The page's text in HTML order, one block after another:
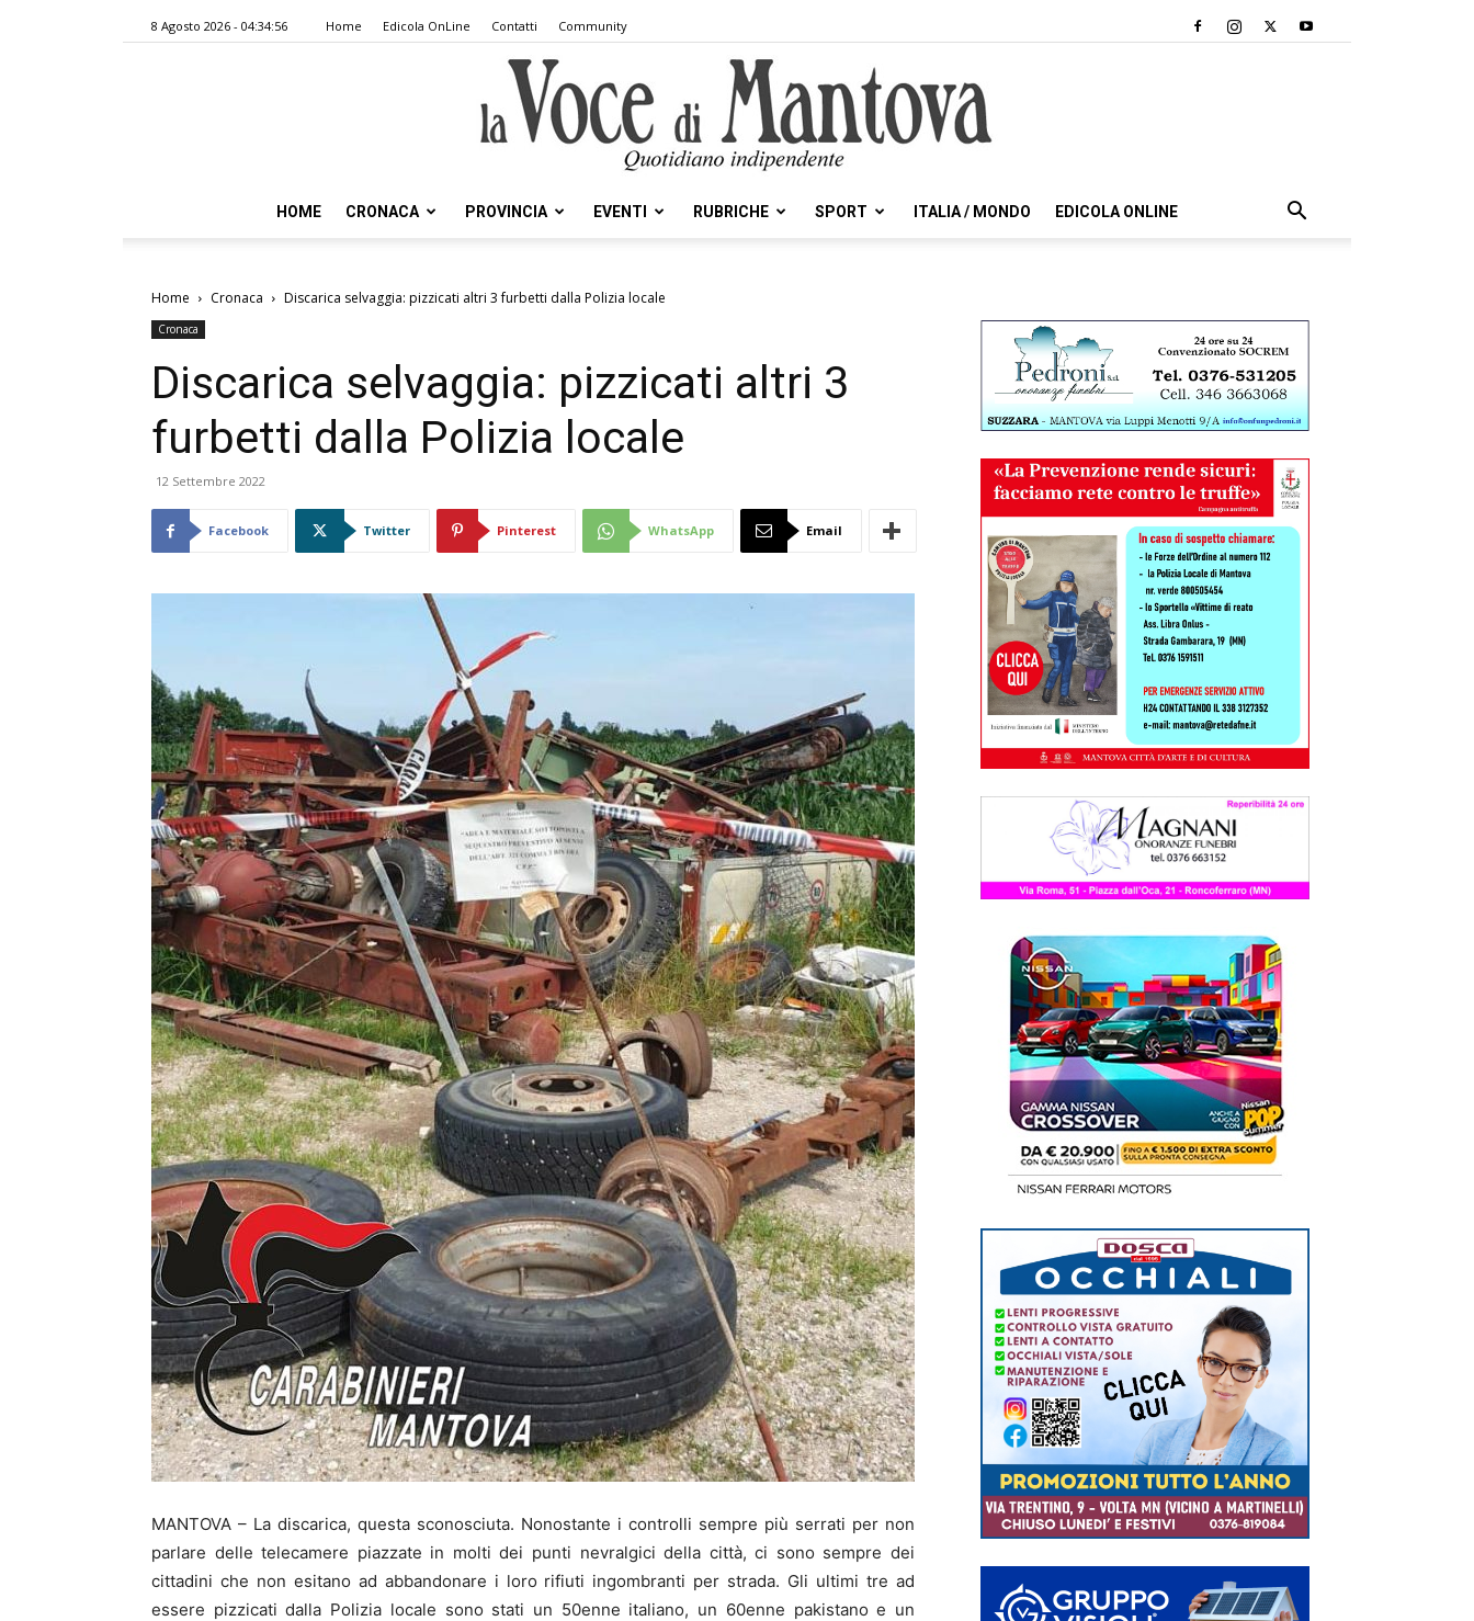
8 Agosto 2026 - 04:34:56 Home Edicola OnLine Contatti Community
Voce
HOME CRONACA PROVINCIA EVENTI RUBRICHE SPORT ITALIA / MONDO EDICOLA ONLINE
Home Cronaca Discarica selvaggia: pizzicati altri 3 furbetti dalla Polizia locale
Cronaca
Discarica selvaggia: pizzicati altri 3
furbetti dalla Polizia locale
12 Settembre 2022
Facebook Twitter Pinterest WhatsApp Email
MANTOVA – La discarica, questa sconosciuta. Nonostante i controlli sempre più serrati per non
parlare delle telecamere piazzate in molti dei punti nevralgici della città, ci sono sempre dei
cittadini che non esitano ad abbandonare i loro rifiuti ingombranti per strada. Gli ultimi tre ad
essere pizzicati dalla Polizia locale sono stati un 50enne italiano, un 60enne pakistano e un